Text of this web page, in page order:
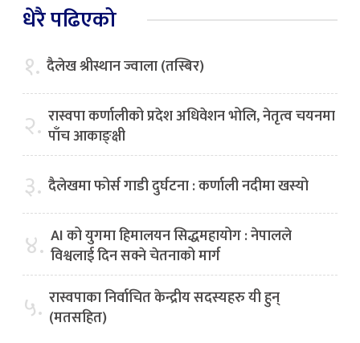
धेरै पढिएको
१. दैलेख श्रीस्थान ज्वाला (तस्बिर)
२. रास्वपा कर्णालीको प्रदेश अधिवेशन भोलि, नेतृत्व चयनमा
पाँच आकाङ्क्षी
३. दैलेखमा फोर्स गाडी दुर्घटना : कर्णाली नदीमा खस्यो
४. AI को युगमा हिमालयन सिद्धमहायोग : नेपालले
विश्वलाई दिन सक्ने चेतनाको मार्ग
५. रास्वपाका निर्वाचित केन्द्रीय सदस्यहरु यी हुन्
(मतसहित)